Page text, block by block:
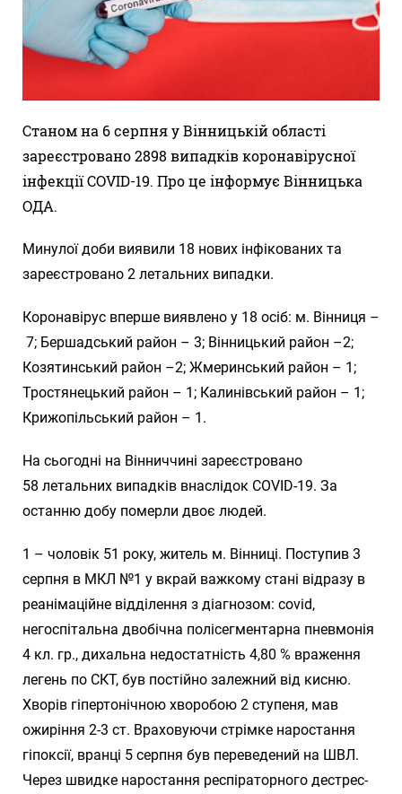
Станом на 6 серпня у Вінницькій області
зареєстровано 2898 випадків коронавірусної
інфекції COVID-19. Про це інформує Вінницька
ОДА.
Минулої доби виявили 18 нових інфікованих та
зареєстровано 2 летальних випадки.
Коронавірус вперше виявлено у 18 осіб: м. Вінниця –
7; Бершадський район – 3; Вінницький район –2;
Козятинський район –2; Жмеринський район – 1;
Тростянецький район – 1; Калинівський район – 1;
Крижопільський район – 1.
На сьогодні на Вінниччині зареєстровано
58 летальних випадків внаслідок COVID-19. За
останню добу померли двоє людей.
1 – чоловік 51 року, житель м. Вінниці. Поступив 3
серпня в МКЛ №1 у вкрай важкому стані відразу в
реанімаційне відділення з діагнозом: covid,
негоспітальна двобічна полісегментарна пневмонія
4 кл. гр., дихальна недостатність 4,80 % враження
легень по СКТ, був постійно залежний від кисню.
Хворів гіпертонічною хворобою 2 ступеня, мав
ожиріння 2-3 ст. Враховуючи стрімке наростання
гіпоксії, вранці 5 серпня був переведений на ШВЛ.
Через швидке наростання респіраторного дестрес-